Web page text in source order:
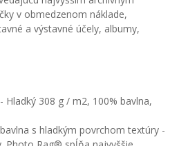
v obmedzenom náklade,
a výstavné účely, albumy,
308 g / m2, 100% bavlna,
s hladkým povrchom textúry -